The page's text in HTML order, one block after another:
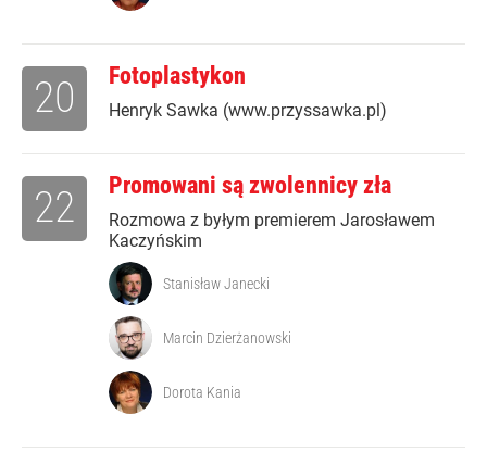
Fotoplastykon
Henryk Sawka (www.przyssawka.pl)
20
Promowani są zwolennicy zła
Rozmowa z byłym premierem Jarosławem
Kaczyńskim
22
Stanisław Janecki
Marcin Dzierżanowski
Dorota Kania